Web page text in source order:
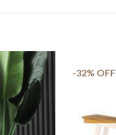
-32% OFF